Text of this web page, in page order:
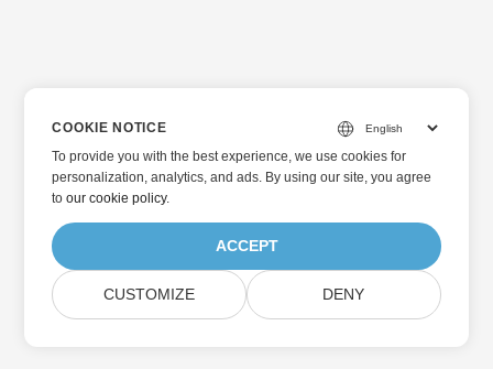
COOKIE NOTICE
To provide you with the best experience, we use cookies for
personalization, analytics, and ads. By using our site, you agree
toour cookie policy.
ACCEPT
CUSTOMIZE DENY